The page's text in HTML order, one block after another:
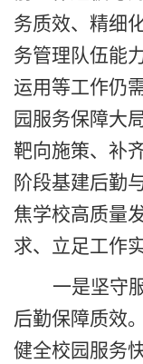
务质效、精细
务管理队伍能
运用等工作仍
园服务保障大
靶向施策、补
阶段基建后勤
焦学校高质量
求、立足工作
一是坚守
后勤保障质效
健全校园服务